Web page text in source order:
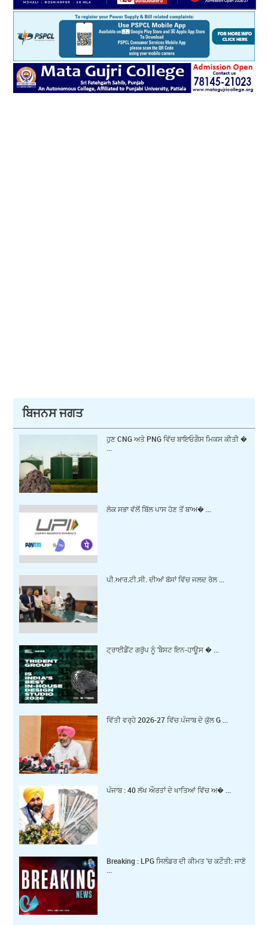
ਬਿਜਨਸ ਜਗਤ
ਹੁਣ CNG ਅਤੇ PNG ਵਿੱਚ ਬਾਇਓਗੈਸ ਮਿਕਸ ਕੀਤੀ �
ਲੋਕ ਸਭਾ ਵੱਲੋਂ ਬਿੱਲ ਪਾਸ ਹੋਣ ਤੋਂ ਬਾਅ� ...
ਪੀ.ਆਰ.ਟੀ.ਸੀ. ਦੀਆਂ ਬੱਸਾਂ ਵਿੱਚ ਜਲਦ ਰੋਲ ...
ਟ੍ਰਾਈਡੈਂਟ ਗਰੁੱਪ ਨੂੰ 'ਬੈਸਟ ਇਨ-ਹਾਊਸ � ...
ਵਿੱਤੀ ਵਰ੍ਹੇ 2026-27 ਵਿੱਚ ਪੰਜਾਬ ਦੇ ਕੁੱਲ G ...
ਪੰਜਾਬ : 40 ਲੱਖ ਔਰਤਾਂ ਦੇ ਖਾਤਿਆਂ ਵਿੱਚ ਅ� ...
Breaking : LPG ਸਿਲੰਡਰ ਦੀ ਕੀਮਤ 'ਚ ਕਟੌਤੀ: ਜਾਣੋ